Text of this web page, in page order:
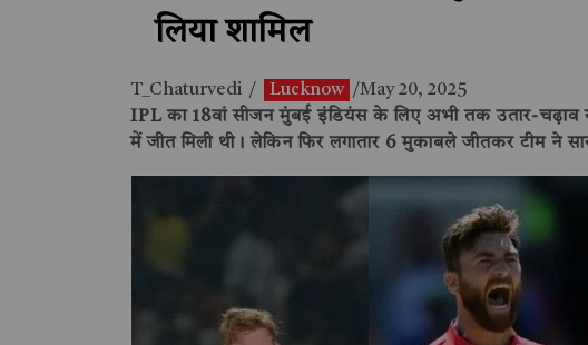
लिया शामिल
T_Chaturvedi / Lucknow /May 20, 2025
IPL का 18वां सीजन मुंबई इंडियंस के लिए अभी तक उतार-चढ़ाव
में जीत मिली थी। लेकिन फिर लगातार 6 मुकाबले जीतकर टीम ने